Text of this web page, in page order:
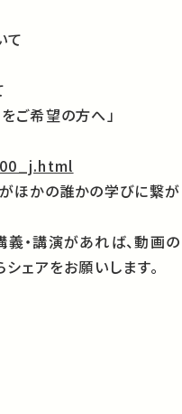
て
ご希望の方へ」
ほかの誰かの学びに繋が
・講演があれば、動画の
ェアをお願いします。